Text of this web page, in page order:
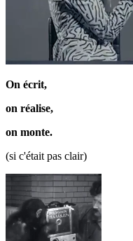
On écrit,
on réalise,
on monte.
(si c'était pas clair)